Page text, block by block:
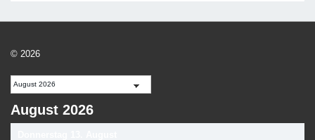
© 2026
August 2026